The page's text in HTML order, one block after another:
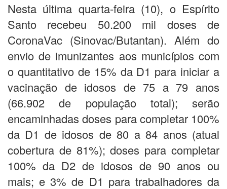
Nesta última quarta-feira (10), o Espírito
Santo recebeu 50.200 mil doses de
CoronaVac (Sinovac/Butantan). Além do
envio de imunizantes aos municípios com
o quantitativo de 15% da D1 para iniciar a
vacinação de idosos de 75 a 79 anos
(66.902 de população total); serão
encaminhadas doses para completar 100%
da D1 de idosos de 80 a 84 anos (atual
cobertura de 81%); doses para completar
100% da D2 de idosos de 90 anos ou
mais; e 3% de D1 para trabalhadores da